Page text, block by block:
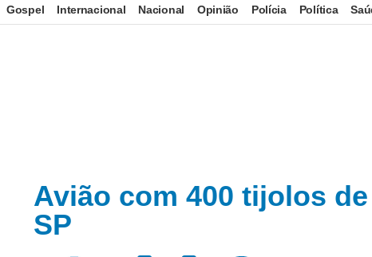
Gospel Internacional Nacional Opinião Polícia Política
Avião com 400 tijolos
SP